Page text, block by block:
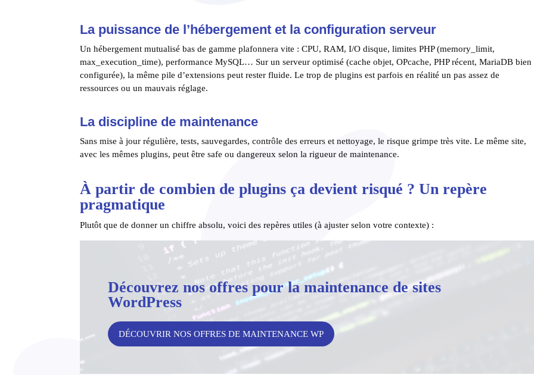
La puissance de l’hébergement et la configuration serveur
Un hébergement mutualisé bas de gamme plafonnera vite : CPU, RAM, I/O disque, limites PHP (memory_limit,
max_execution_time), performance MySQL… Sur un serveur optimisé (cache objet, OPcache, PHP récent, MariaDB bien
configurée), la même pile d’extensions peut rester fluide. Le trop de plugins est parfois en réalité un pas assez de
ressources ou un mauvais réglage.
La discipline de maintenance
Sans mise à jour régulière, tests, sauvegardes, contrôle des erreurs et nettoyage, le risque grimpe très vite. Le même site,
avec les mêmes plugins, peut être safe ou dangereux selon la rigueur de maintenance.
À partir de combien de plugins ça devient risqué ? Un repère
pragmatique
Plutôt que de donner un chiffre absolu, voici des repères utiles (à ajuster selon votre contexte) :
Découvrez nos offres pour la maintenance de sites
WordPress
DÉCOUVRIR NOS OFFRES DE MAINTENANCE WP